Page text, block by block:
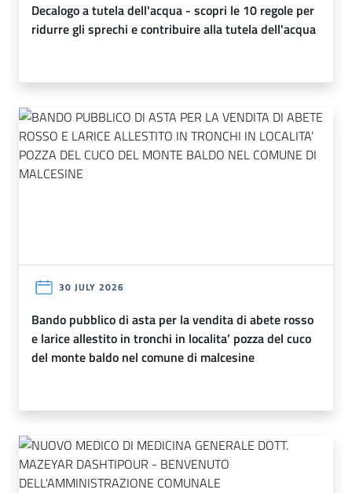
decalogo a tutela dell'acqua - scopri le 10 regole per
ridurre gli sprechi e contribuire alla tutela dell'acqua
30 JULY 2026
bando pubblico di asta per la vendita di abete rosso
e larice allestito in tronchi in localita’ pozza del cuco
del monte baldo nel comune di malcesine